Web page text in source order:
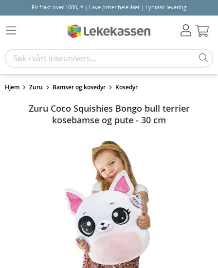
Fri frakt over 1000,-* | Lave priser hele året | Lynrask levering
Hjem Zuru Bamser og kosedyr Kosedyr
Zuru Coco Squishies Bongo bull terrier
kosebamse og pute - 30 cm